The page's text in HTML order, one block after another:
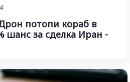
потопи кораб в
шанс за сделка Иран -